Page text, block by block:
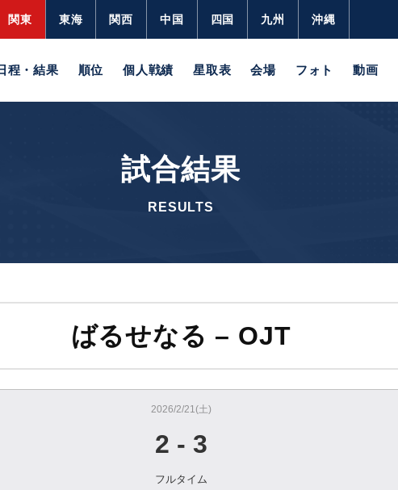
関東 東海 関西 中国 四国 九州 沖縄
程・結果 順位 個人戦績 星取表 会場 フォト 動画
試合結果
RESULTS
ばるせなる – OJT
2026/2/21(土)
2 - 3
フルタイム